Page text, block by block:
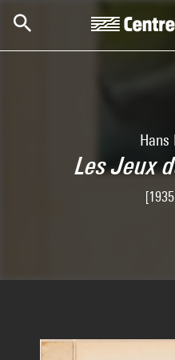
Hans
Les Jeux